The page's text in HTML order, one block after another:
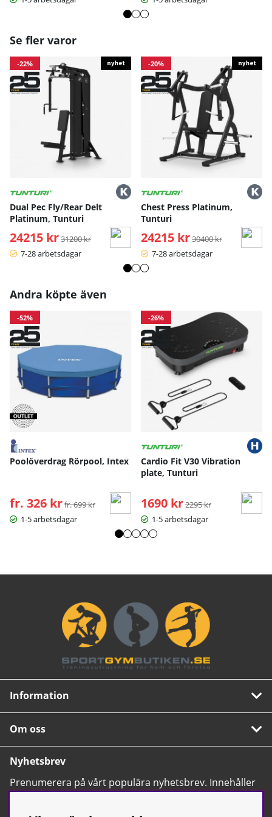
hållning på ett effektivt och säkert sätt.
Se fler varor
-22%
Dual Pec Fly/Rear Delt
Platinum, Tunturi
24215 kr Ordinarie pris:
31200 kr
7-28 arbetsdagar
-20%
Chest Press Platinum,
Tunturi
24215 kr Ordinarie pris:
30400 kr
7-28 arbetsdagar
Andra köpte även
-52%
Poolöverdrag Rörpool, Intex
fr. 326 kr Ordinarie pris:
fr. 699 kr
1-5 arbetsdagar
-26%
Cardio Fit V30 Vibration
plate, Tunturi
1690 kr Ordinarie pris:
2295 kr
1-5 arbetsdagar
Information
Om oss
Nyhetsbrev
Prenumerera på vårt populära nyhetsbrev. Innehåller
tips, nyheter och våra allra bästa erbjudanden.